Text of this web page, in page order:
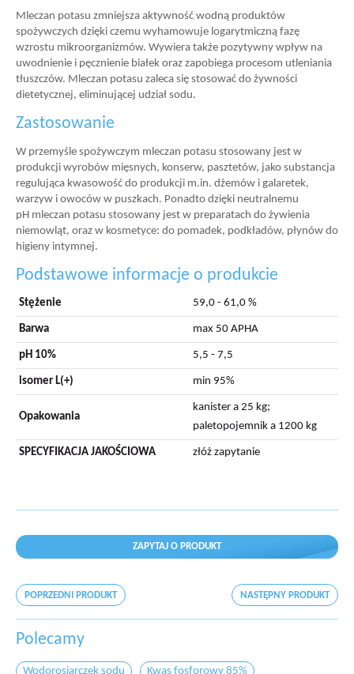
Mleczan potasu zmniejsza aktywność wodną produktów
spożywczych dzięki czemu wyhamowuje logarytmiczną fazę
wzrostu mikroorganizmów. Wywiera także pozytywny wpływ na
uwodnienie i pęcznienie białek oraz zapobiega procesom utleniania
tłuszczów. Mleczan potasu zaleca się stosować do żywności
dietetycznej, eliminującej udział sodu.
Zastosowanie
W przemyśle spożywczym mleczan potasu stosowany jest w
produkcji wyrobów mięsnych, konserw, pasztetów, jako substancja
regulująca kwasowość do produkcji m.in. dżemów i galaretek,
warzyw i owoców w puszkach. Ponadto dzięki neutralnemu
pH mleczan potasu stosowany jest w preparatach do żywienia
niemowląt, oraz w kosmetyce: do pomadek, podkładów, płynów do
higieny intymnej.
Podstawowe informacje o produkcie
Stężenie 59,0 - 61,0 %
Barwa max 50 APHA
pH 10% 5,5 - 7,5
isomer L(+) min 95%
Opakowania
kanister a 25 kg;
paletopojemnik a 1200 kg
SPECYFIKACJA JAKOŚCIOWA złóż zapytanie
ZAPYTAJ O PRODUKT
POPRZEDNI PRODUKT NASTĘPNY PRODUKT
Polecamy
Wodorosiarczek sodu Kwas fosforowy 85%